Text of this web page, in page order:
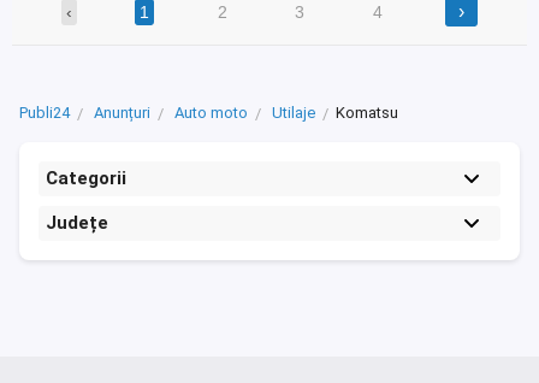
‹ 1 2 3 4 ›
Publi24 Anunțuri Auto moto Utilaje Komatsu
Categorii
Județe